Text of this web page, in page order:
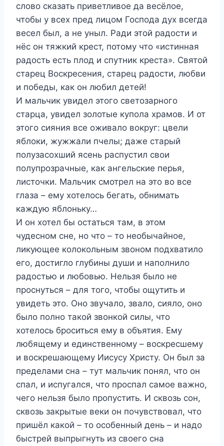
слово сказать приветливое да весёлое,
чтобы у всех пред лицом Господа дух всегда
весел был, а не уныл. Ради этой радости и
нёс он тяжкий крест, потому что «истинная
радость есть плод и спутник креста». Святой
старец Воскресения, старец радости, любви
и победы, как он любил детей!
И мальчик увидел этого светозарного
старца, увидел золотые купола храмов. И от
этого сияния все оживало вокруг: цвели
яблоки, жужжали пчелы; даже старый
полузасохший ясень распустил свои
полупрозрачные, как ангельские перья,
листочки. Мальчик смотрел на это во все
глаза – ему хотелось бегать, обнимать
каждую яблоньку…
И он хотел бы остаться там, в этом
чудесном сне, но что – то необычайное,
ликующее колокольным звоном подхватило
его, достигло глубины души и наполнило
радостью и любовью. Нельзя было не
проснуться – для того, чтобы ощутить и
увидеть это. Оно звучало, звало, сияло, оно
было полно такой звонкой силы, что
хотелось броситься ему в объятия. Ему
любящему и единственному – воскресшему
и воскрешающему Иисусу Христу. Он был за
пределами сна – тут мальчик понял, что он
спал, и испугался, что проспал самое важно,
чего нельзя было пропустить. И сквозь сон,
сквозь закрытые веки он почувствовал, что
пришёл какой – то особенный день – и надо
быстрей выпрыгнуть из своего сна